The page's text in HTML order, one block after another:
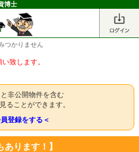
博士
つかりません
致します。
非公開物件を含む
ることができます。
登録をする＜
ります！】